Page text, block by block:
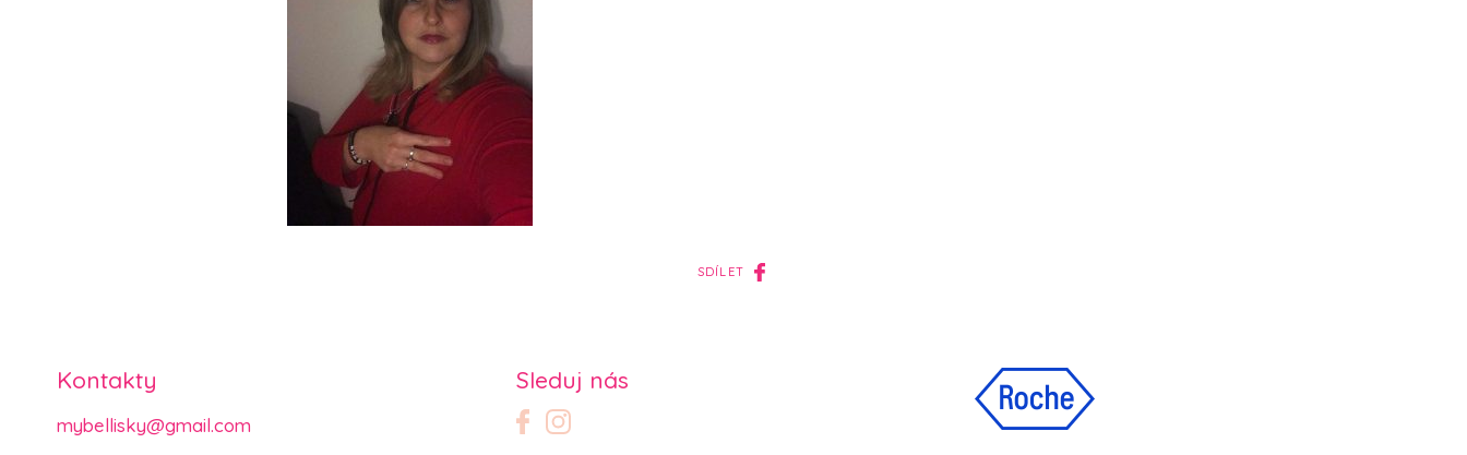
SDÍLET
Kontakty
mybellisky@gmail.com
Sleduj nás